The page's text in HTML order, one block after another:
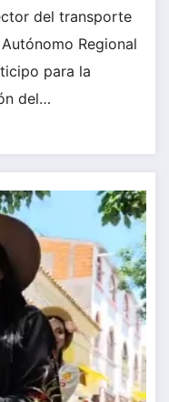
del transporte
Regional
para la
del…